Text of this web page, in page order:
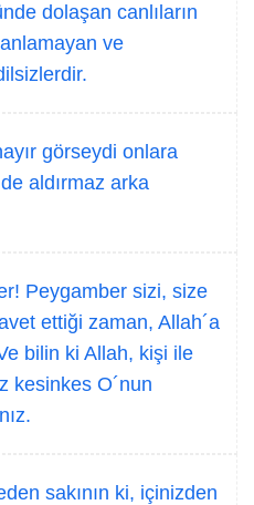
dolaşan canlıların
ve
görseydi onlara
aldırmaz arka
Peygamber sizi, size
ettiği zaman, Allah´a
bilin ki Allah, kişi ile
kesinkes O´nun
sakının ki, içinizden